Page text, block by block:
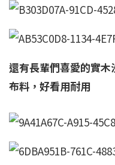
還有長輩們喜愛的實
布料，好看用耐用